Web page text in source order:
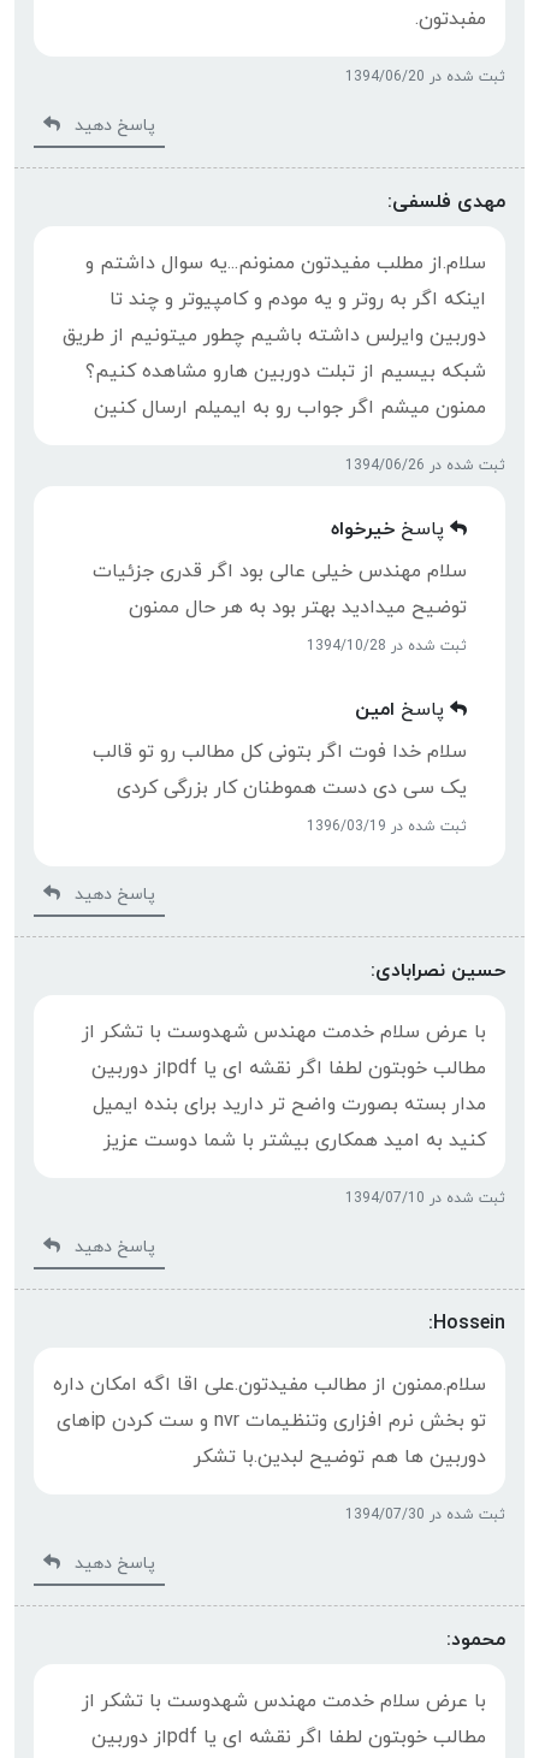
مفبدتون.
ثبت شده در 1394/06/20
پاسخ دهید
مهدی فلسفی:
سلام.از مطلب مفیدتون ممنونم...یه سوال داشتم و
اینکه اگر به روتر و یه مودم و کامپیوتر و چند تا
دوربین وایرلس داشته باشیم چطور میتونیم از طریق
شبکه بیسیم از تبلت دوربین هارو مشاهده کنیم؟
ممنون میشم اگر جواب رو به ایمیلم ارسال کنین
ثبت شده در 1394/06/26
پاسخ خیرخواه
سلام مهندس خیلی عالی بود اگر قدری جزئیات
توضیح میدادید بهتر بود به هر حال ممنون
ثبت شده در 1394/10/28
پاسخ امین
سلام خدا فوت اگر بتونی کل مطالب رو تو قالب
یک سی دی دست هموطنان کار بزرگی کردی
ثبت شده در 1396/03/19
پاسخ دهید
حسین نصرابادی:
با عرض سلام خدمت مهندس شهدوست با تشکر از
مطالب خوبتون لطفا اگر نقشه ای یا pdfاز دوربین
مدار بسته بصورت واضح تر دارید برای بنده ایمیل
کنید به امید همکاری بیشتر با شما دوست عزیز
ثبت شده در 1394/07/10
پاسخ دهید
Hossein:
سلام.ممنون از مطالب مفیدتون.علی اقا اگه امکان داره
تو بخش نرم افزاری وتنظیمات nvr و ست کردن ipهای
دوربین ها هم توضیح لبدین.با تشکر
ثبت شده در 1394/07/30
پاسخ دهید
محمود:
با عرض سلام خدمت مهندس شهدوست با تشکر از
مطالب خوبتون لطفا اگر نقشه ای یا pdfاز دوربین